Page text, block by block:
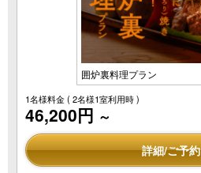
囲炉裏料理プラン
1名様料金( 2名様1室利用時 )
46,200円 ～
詳細/ご予約